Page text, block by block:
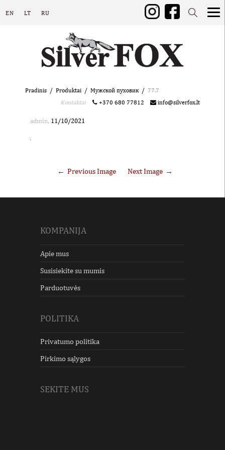
EN LT RU
Pradinis Produktai Mужской пуховик
77.7
Kontaktai
+370 680 77812 info@silverfox.lt
admin, 11/10/2021
Previous Image Next Image
KOMPANIJA
Apie mus
Susisiekite su mumis
Parduotuvės
POLITIKA
Privatumo politika
Pirkimo sąlygos
SEKITE MUS